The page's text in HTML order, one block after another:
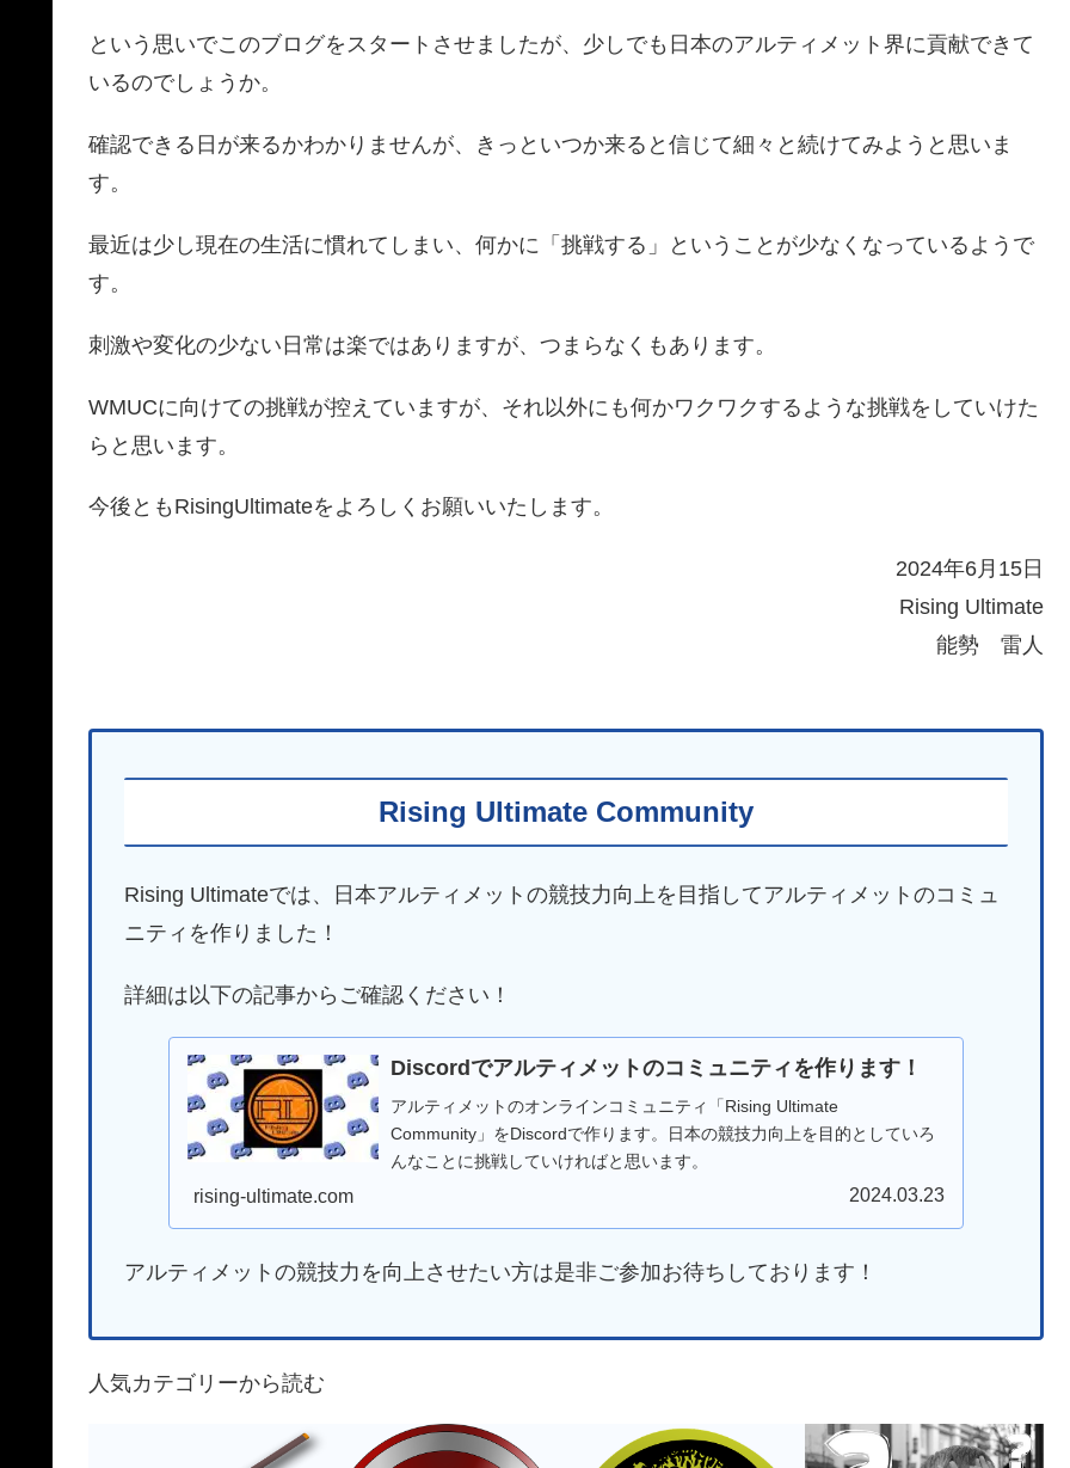
という思いでこのブログをスタートさせましたが、少しでも日本のアルティメット界に貢献できて
いるのでしょうか。
確認できる日が来るかわかりませんが、きっといつか来ると信じて細々と続けてみようと思いま
す。
最近は少し現在の生活に慣れてしまい、何かに「挑戦する」ということが少なくなっているようで
す。
刺激や変化の少ない日常は楽ではありますが、つまらなくもあります。
WMUCに向けての挑戦が控えていますが、それ以外にも何かワクワクするような挑戦をしていけた
らと思います。
今後ともRisingUltimateをよろしくお願いいたします。
2024年6月15日
Rising Ultimate
能勢 雷人
Rising Ultimate Community
Rising Ultimateでは、日本アルティメットの競技力向上を目指してアルティメットのコミュ
ニティを作りました！
詳細は以下の記事からご確認ください！
Discordでアルティメットのコミュニティを作ります！
アルティメットのオンラインコミュニティ「Rising Ultimate
Community」をDiscordで作ります。日本の競技力向上を目的としていろ
んなことに挑戦していければと思います。
rising-ultimate.com 2024.03.23
アルティメットの競技力を向上させたい方は是非ご参加お待ちしております！
人気カテゴリーから読む